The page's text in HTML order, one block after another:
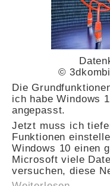
©
Die
ich habe Windows
angepasst.
Jetzt muss ich
Funktionen
Windows 10 einen
Microsoft viele
versuchen, diese